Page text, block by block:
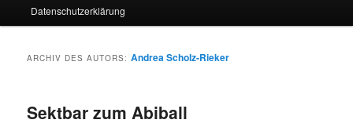
Inhalt
springen
Inhalt
springen
Datenschutzerklärung
ARCHIV DES AUTORS:Andrea Scholz-Rieker
Sektbar zum Abiball